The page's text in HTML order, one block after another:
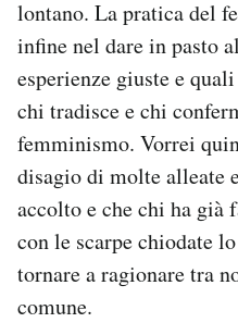
lontano. La pratica del
infine nel dare in pasto
esperienze giuste e
chi tradisce e chi
femminismo. Vorrei
disagio di molte alleate
accolto e che chi ha già
con le scarpe chiodate
tornare a ragionare tra
comune.